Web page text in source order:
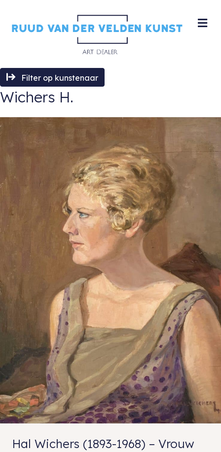
Filter op kunstenaar
Wichers H.
Hal Wichers (1893-1968) – Vrouw